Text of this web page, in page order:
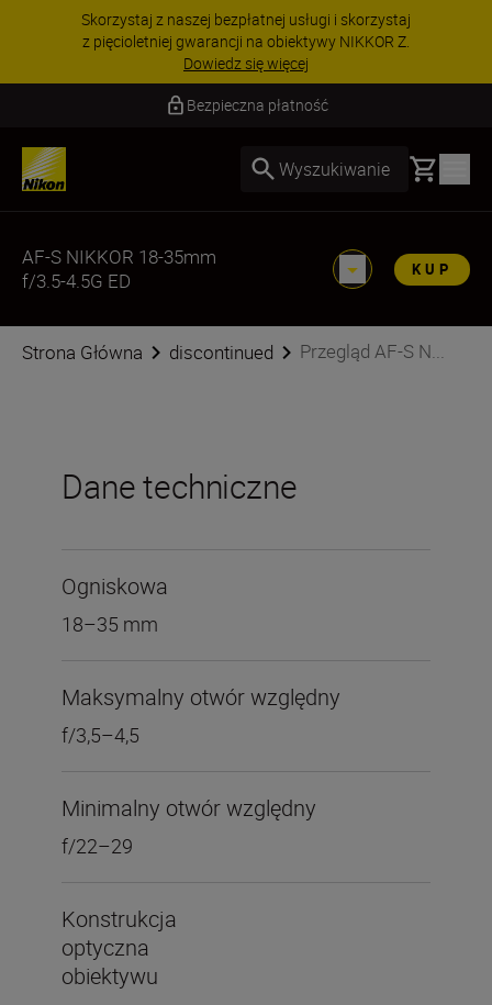
Skorzystaj z naszej bezpłatnej usługi i skorzystaj
z pięcioletniej gwarancji na obiektywy NIKKOR Z.
Dowiedz się więcej
Bezpieczna płatność
Wyszukiwanie Basket
AF-S NIKKOR 18-35mm
f/3.5-4.5G ED
KUP
Strona Główna discontinued Przegląd AF-S N...
Dane techniczne
Ogniskowa
18–35 mm
Maksymalny otwór względny
f/3,5–4,5
Minimalny otwór względny
f/22–29
Konstrukcja
optyczna
obiektywu